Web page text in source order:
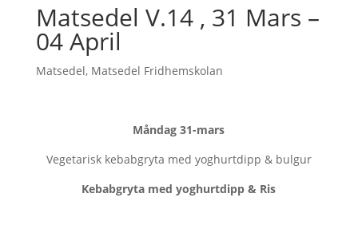
Matsedel V.14 , 31 Mars –
04 April
Matsedel, Matsedel Fridhemskolan
Måndag 31-mars
Vegetarisk kebabgryta med yoghurtdipp & bulgur
Kebabgryta med yoghurtdipp & Ris